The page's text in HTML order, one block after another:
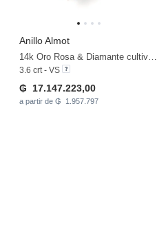
Anillo Almot
3.6 crt - VS
₲ 17.147.223,00
a partir de ₲ 1.957.797